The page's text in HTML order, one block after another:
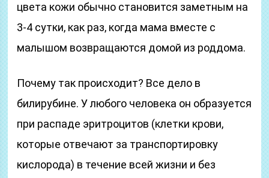
цвета кожи обычно становится заметным на
3-4 сутки, как раз, когда мама вместе с
малышом возвращаются домой из роддома.
Почему так происходит? Все дело в
билирубине. У любого человека он образуется
при распаде эритроцитов (клетки крови,
которые отвечают за транспортировку
кислорода) в течение всей жизни и без